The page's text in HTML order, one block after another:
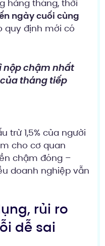
hàng tháng, thời
ngày cuối cùng
quy định mới có
chậm nhất
tháng tiếp
trừ 1,5% của người
cho cơ quan
chậm đóng –
doanh nghiệp vẫn
rủi ro
dễ sai